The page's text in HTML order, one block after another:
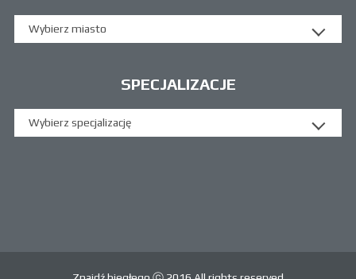
Wybierz miasto
SPECJALIZACJE
Wybierz specjalizację